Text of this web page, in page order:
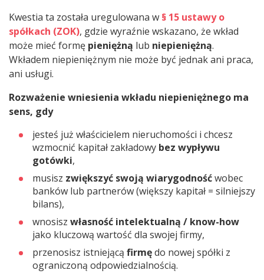
Kwestia ta została uregulowana w § 15 ustawy o
spółkach (ZOK), gdzie wyraźnie wskazano, że wkład
może mieć formę pieniężną lub niepieniężną.
Wkładem niepieniężnym nie może być jednak ani praca,
ani usługi.
Rozważenie wniesienia wkładu niepieniężnego ma
sens, gdy
jesteś już właścicielem nieruchomości i chcesz
wzmocnić kapitał zakładowy bez wypływu
gotówki,
musisz zwiększyć swoją wiarygodnośćwobec
banków lub partnerów (większy kapitał = silniejszy
bilans),
wnosisz własność intelektualną / know-how
jako kluczową wartość dla swojej firmy,
przenosisz istniejącą firmędo nowej spółki z
ograniczoną odpowiedzialnością.